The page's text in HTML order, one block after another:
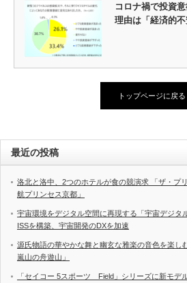
コロナ禍で投資
理由は「経済的
トップページに戻る
最近の投稿
洛北と洛中、2つのホテルが食の競演求 「ザ・プ
航プリンセス京都」
宇宙環境をデジタル空間に再現する「宇宙デジタ
ISSを構築、宇宙開発のDXを加速
源氏物語の華やかな舞と幽玄な雅楽の音色を楽し
嵐山の舟遊山」
「セイコー 5スポーツ Field」シリーズに新モデ